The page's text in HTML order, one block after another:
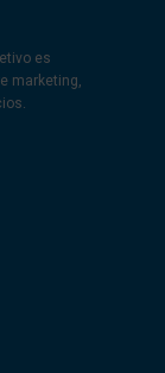
es
marketing,